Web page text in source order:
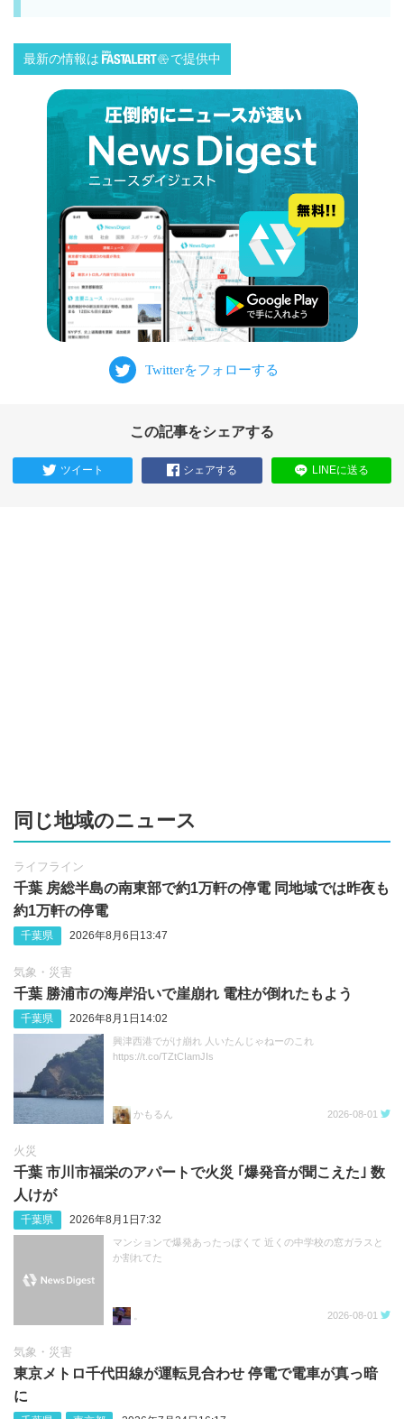
最新の情報は で提供中
この記事をシェアする
ツイート シェアする LINEに送る
同じ地域のニュース
ライフライン
千葉 房総半島の南東部で約1万軒の停電 同地域では昨夜も
約1万軒の停電
千葉県 2026年8月6日13:47
気象・災害
千葉 勝浦市の海岸沿いで崖崩れ 電柱が倒れたもよう
千葉県 2026年8月1日14:02
興津西港でがけ崩れ 人いたんじゃねーのこれ
https://t.co/TZtCIamJIs
かもるん 2026-08-01
火災
千葉 市川市福栄のアパートで火災 ｢爆発音が聞こえた｣ 数
人けが
千葉県 2026年8月1日7:32
マンションで爆発あったっぽくて 近くの中学校の窓ガラスと
か割れてた
2026-08-01
気象・災害
東京メトロ千代田線が運転見合わせ 停電で電車が真っ暗
に